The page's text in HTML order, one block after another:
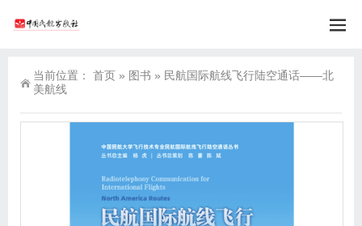
当前位置： 首页 » 图书 » 民航国际航线飞行陆空通话——北
美航线